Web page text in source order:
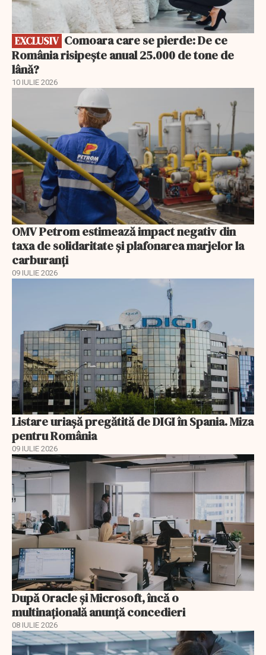
EXCLUSIV
România risipește anual 25.000 de tone de
lână?
10 IULIE 2026
OMV Petrom estimează impact negativ din
taxa de solidaritate și plafonarea marjelor la
carburanți
09 IULIE 2026
Listare uriașă pregătită de DIGI în Spania. Miza
pentru România
09 IULIE 2026
După Oracle şi Microsoft, încă o
multinaţională anunţă concedieri
08 IULIE 2026
EXCLUSIV